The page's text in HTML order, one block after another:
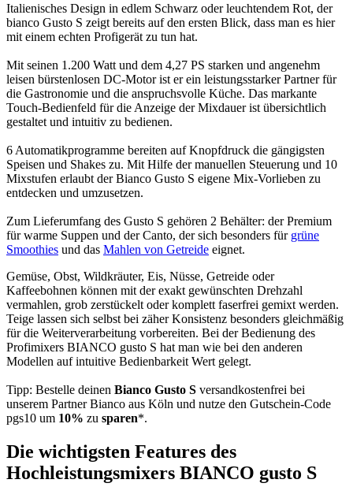
Italienisches Design in edlem Schwarz oder leuchtendem Rot, der
bianco Gusto S zeigt bereits auf den ersten Blick, dass man es hier
mit einem echten Profigerät zu tun hat.
Mit seinen 1.200 Watt und dem 4,27 PS starken und angenehm
leisen bürstenlosen DC-Motor ist er ein leistungsstarker Partner für
die Gastronomie und die anspruchsvolle Küche. Das markante
Touch-Bedienfeld für die Anzeige der Mixdauer ist übersichtlich
gestaltet und intuitiv zu bedienen.
6 Automatikprogramme bereiten auf Knopfdruck die gängigsten
Speisen und Shakes zu. Mit Hilfe der manuellen Steuerung und 10
Mixstufen erlaubt der Bianco Gusto S eigene Mix-Vorlieben zu
entdecken und umzusetzen.
Zum Lieferumfang des Gusto S gehören 2 Behälter: der Premium
für warme Suppen und der Canto, der sich besonders für grüne
Smoothies und das Mahlen von Getreide eignet.
Gemüse, Obst, Wildkräuter, Eis, Nüsse, Getreide oder
Kaffeebohnen können mit der exakt gewünschten Drehzahl
vermahlen, grob zerstückelt oder komplett faserfrei gemixt werden.
Teige lassen sich selbst bei zäher Konsistenz besonders gleichmäßig
für die Weiterverarbeitung vorbereiten. Bei der Bedienung des
Profimixers BIANCO gusto S hat man wie bei den anderen
Modellen auf intuitive Bedienbarkeit Wert gelegt.
Tipp: Bestelle deinen Bianco Gusto S versandkostenfrei bei
unserem Partner Bianco aus Köln und nutze den Gutschein-Code
pgs10 um 10% zu sparen*.
Die wichtigsten Features des
Hochleistungsmixers BIANCO gusto S